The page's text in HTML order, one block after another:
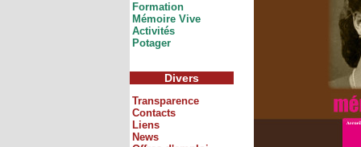
Formation
Mémoire Vive
Activités
Potager
Divers
Transparence
Contacts
Liens
News